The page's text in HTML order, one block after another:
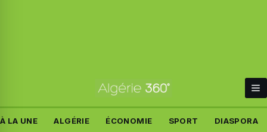
À LA UNE ALGÉRIE ÉCONOMIE SPORT DIASPORA